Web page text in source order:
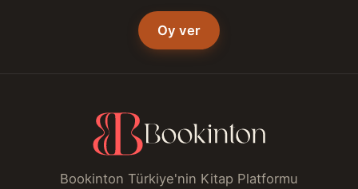
Oy ver
Bookinton Türkiye'nin Kitap Platformu